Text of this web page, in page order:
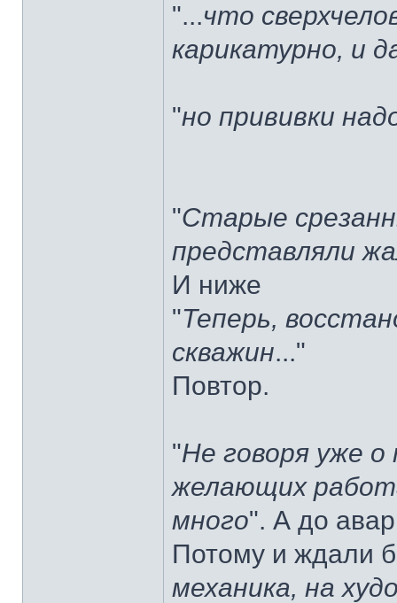
"...что
карикатурно, и
"но прививки
"Старые
представляли
И ниже
"Теперь,
скважин..."
Повтор.
"Не говоря уже
желающих
много". А до
Потому и ждали
механика, на